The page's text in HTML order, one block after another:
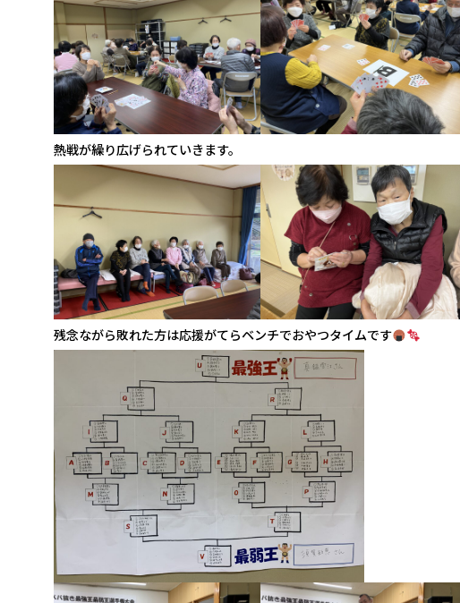
熱戦が繰り広げられていきます。
残念ながら敗れた方は応援がてらベンチでおやつタイムです